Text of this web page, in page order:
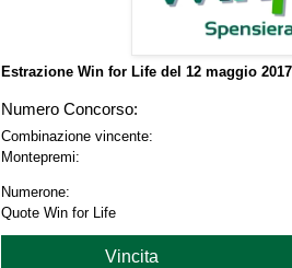
Estrazione Win for Life del 12 maggio
Numero Concorso:
Combinazione vincente:
Montepremi:
Numerone:
Quote Win for Life
Vincita